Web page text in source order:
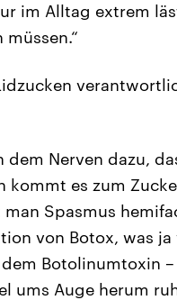
im Alltag extrem
Nerven dazu,
es zum
Spasmus
von Botox, was ja
Botolinumtoxin
ums Auge herum